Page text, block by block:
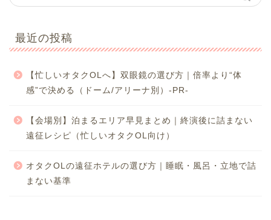
最近の投稿
【忙しいオタクOLへ】双眼鏡の選び方｜倍率より“体
感”で決める（ドーム/アリーナ別）-PR-
【会場別】泊まるエリア早見まとめ｜終演後に詰まない
遠征レシピ（忙しいオタクOL向け）
オタクOLの遠征ホテルの選び方｜睡眠・風呂・立地で詰
まない基準